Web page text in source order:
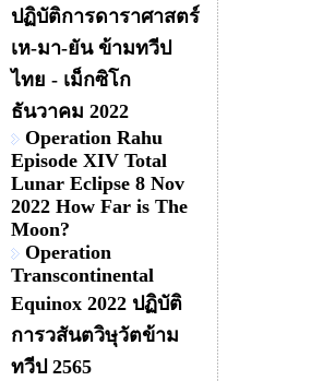
ปฏิบัติการดาราศาสตร์
เห-มา-ยัน ข้ามทวีป
ไทย - เม็กซิโก
ธันวาคม 2022
Operation Rahu
Episode XIV Total
Lunar Eclipse 8 Nov
2022 How Far is The
Moon?
Operation
Transcontinental
Equinox 2022 ปฏิบัติ
การวสันตวิษุวัตข้าม
ทวีป 2565